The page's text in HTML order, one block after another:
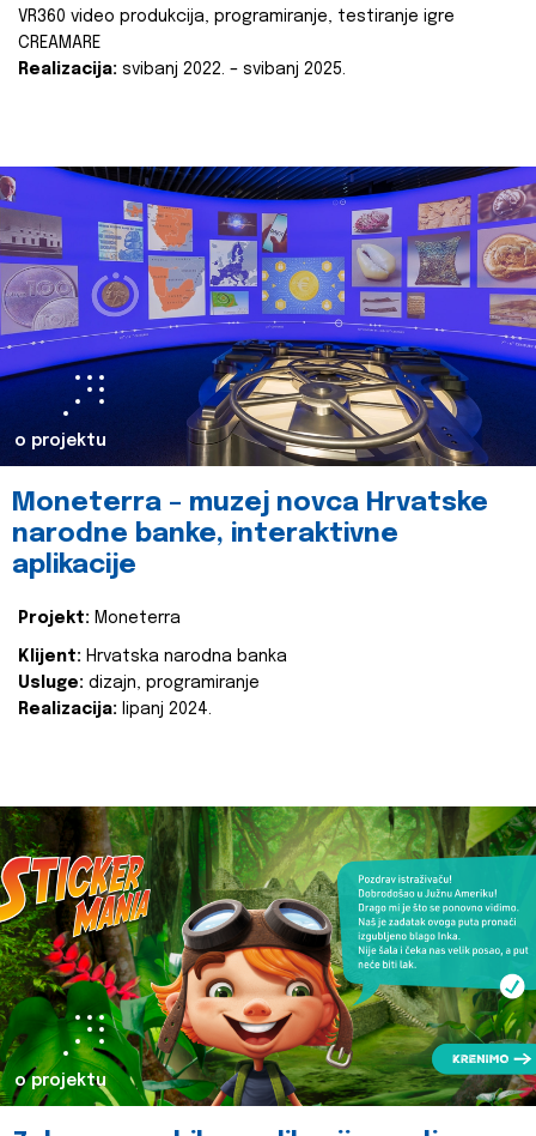
VR360 video produkcija, programiranje, testiranje igre
CREAMARE
Realizacija: svibanj 2022. – svibanj 2025.
o projektu
Moneterra – muzej novca Hrvatske
narodne banke, interaktivne
aplikacije
Projekt: Moneterra
Klijent: Hrvatska narodna banka
Usluge: dizajn, programiranje
Realizacija: lipanj 2024.
o projektu